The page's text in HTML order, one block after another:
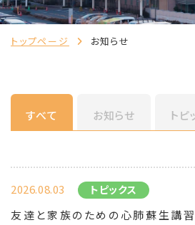
トップページ お知らせ
すべて お知らせ トピ
2026.08.03 トピックス
友達と家族のための心肺蘇生講習